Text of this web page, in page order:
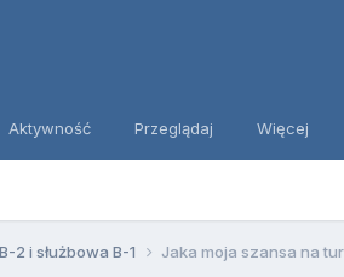
Aktywność Przeglądaj Więcej
2 i służbowa B-1 Jaka moja szansa na